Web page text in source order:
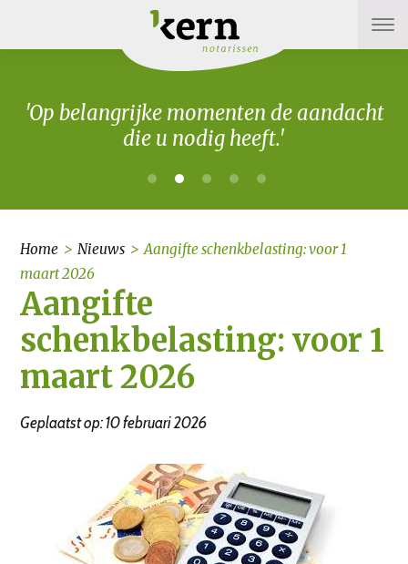
'Op belangrijke momenten de aandacht
die u nodig heeft.'
Home > Nieuws > Aangifte schenkbelasting: voor 1
maart 2026
Aangifte
schenkbelasting: voor 1
maart 2026
Geplaatst op: 10 februari 2026